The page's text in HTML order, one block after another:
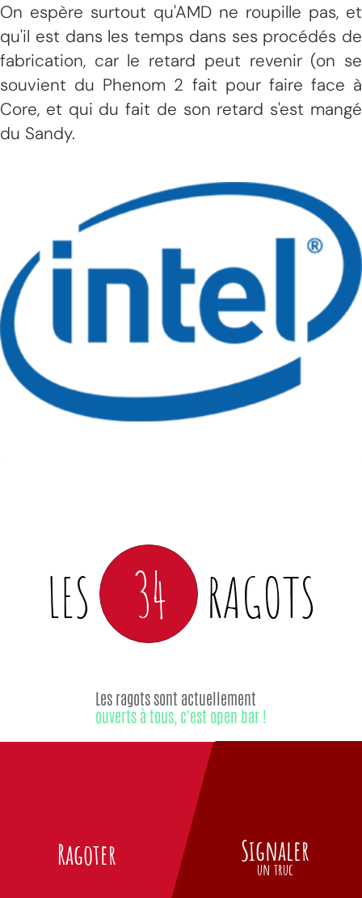
On espère surtout qu'AMD ne roupille pas, et
qu'il est dans les temps dans ses procédés de
fabrication, car le retard peut revenir (on se
souvient du Phenom 2 fait pour faire face à
Core, et qui du fait de son retard s'est mangé
du Sandy.
LES 34 RAGOTS
Ragoter
Les ragots sont actuellement
ouverts à tous, c'est open bar !
Signaler
un truc